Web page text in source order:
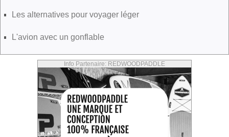
Les alternatives pour voyager léger
L'avion avec un gonflable
Info Partenaire: REDWOODPADDLE